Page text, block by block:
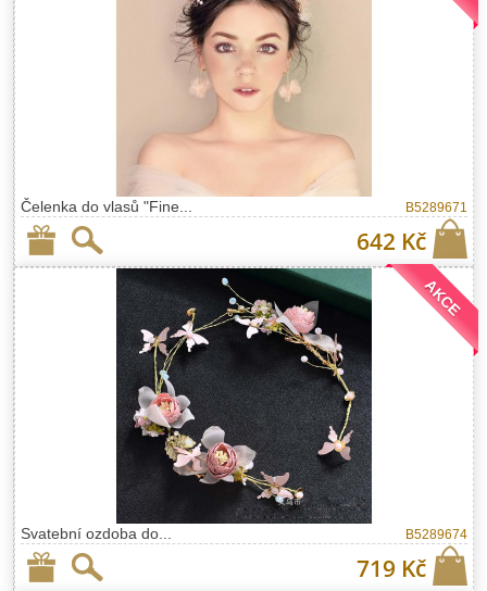
Čelenka do vlasů "Fine... B5289671
642 Kč
Svatební ozdoba do... B5289674
719 Kč
AKCE